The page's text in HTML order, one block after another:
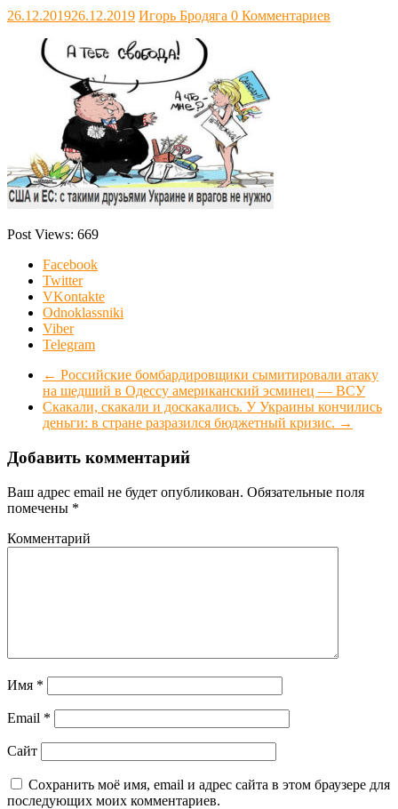
26.12.201926.12.2019 Игорь Бродяга 0 Комментариев
Post Views: 669
Facebook
Twitter
VKontakte
Odnoklassniki
Viber
Telegram
← Российские бомбардировщики сымитировали атаку
на шедший в Одессу американский эсминец — ВСУ
Скакали, скакали и доскакались. У Украины кончились
деньги: в стране разразился бюджетный кризис. →
Добавить комментарий
Ваш адрес email не будет опубликован. Обязательные поля
помечены *
Комментарий
Имя *
Email *
Сайт
Сохранить моё имя, email и адрес сайта в этом браузере для
последующих моих комментариев.